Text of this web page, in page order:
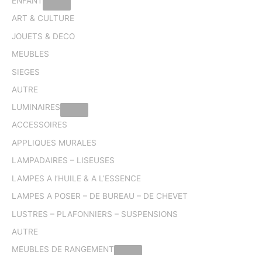
ART & CULTURE
JOUETS & DECO
MEUBLES
SIEGES
AUTRE
LUMINAIRES
ACCESSOIRES
APPLIQUES MURALES
LAMPADAIRES – LISEUSES
LAMPES A l’HUILE & A L’ESSENCE
LAMPES A POSER – DE BUREAU – DE CHEVET
LUSTRES – PLAFONNIERS – SUSPENSIONS
AUTRE
MEUBLES DE RANGEMENT